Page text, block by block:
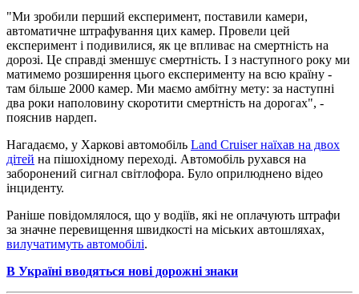
"Ми зробили перший експеримент, поставили камери,
автоматичне штрафування цих камер. Провели цей
експеримент і подивилися, як це впливає на смертність на
дорозі. Це справді зменшує смертність. І з наступного року ми
матимемо розширення цього експерименту на всю країну -
там більше 2000 камер. Ми маємо амбітну мету: за наступні
два роки наполовину скоротити смертність на дорогах", -
пояснив нардеп.
Нагадаємо, у Харкові автомобіль Land Cruiser наїхав на двох
дітей на пішохідному переході. Автомобіль рухався на
заборонений сигнал світлофора. Було оприлюднено відео
інциденту.
Раніше повідомлялося, що у водіїв, які не оплачують штрафи
за значне перевищення швидкості на міських автошляхах,
вилучатимуть автомобілі.
В Україні вводяться нові дорожні знаки